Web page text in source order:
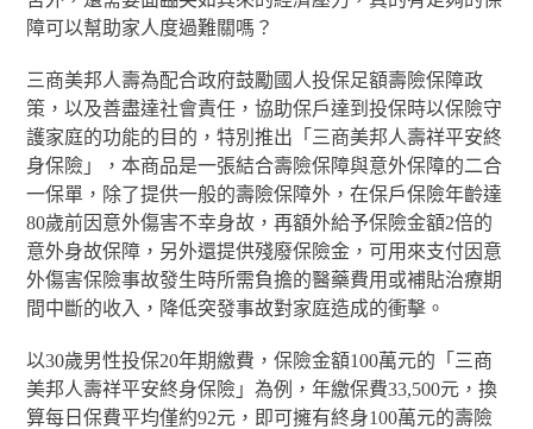
障可以幫助家人度過難關嗎？
三商美邦人壽為配合政府鼓勵國人投保足額壽險保障政
策，以及善盡達社會責任，協助保戶達到投保時以保險守
護家庭的功能的目的，特別推出「三商美邦人壽祥平安終
身保險」，本商品是一張結合壽險保障與意外保障的二合
一保單，除了提供一般的壽險保障外，在保戶保險年齡達
80歲前因意外傷害不幸身故，再額外給予保險金額2倍的
意外身故保障，另外還提供殘廢保險金，可用來支付因意
外傷害保險事故發生時所需負擔的醫藥費用或補貼治療期
間中斷的收入，降低突發事故對家庭造成的衝擊。
以30歲男性投保20年期繳費，保險金額100萬元的「三商
美邦人壽祥平安終身保險」為例，年繳保費33,500元，換
算每日保費平均僅約92元，即可擁有終身100萬元的壽險